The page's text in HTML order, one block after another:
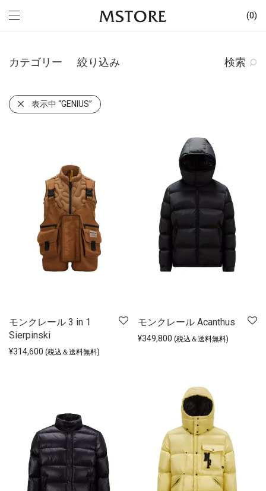
0
カテゴリー 絞り込み 検索
表示中 “GENIUS”
モンクレール 3 in 1
Sierpinski
¥314,600 (税込＆送料無料)
モンクレール Acanthus
¥349,800 (税込＆送料無料)